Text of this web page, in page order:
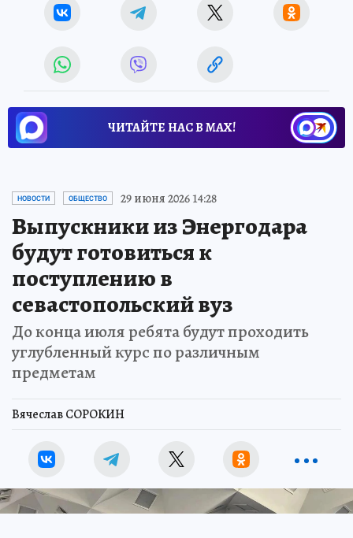
ЧИТАЙТЕ НАС В МАХ!
НОВОСТИ ОБЩЕСТВО 29 июня 2026 14:28
Выпускники из Энергодара
будут готовиться к
поступлению в
севастопольский вуз
До конца июля ребята будут проходить
углубленный курс по различным
предметам
Вячеслав СОРОКИН